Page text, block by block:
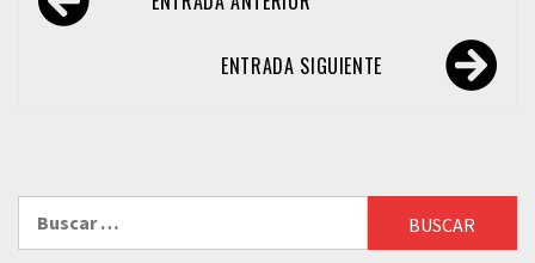
de
ENTRADA SIGUIENTE